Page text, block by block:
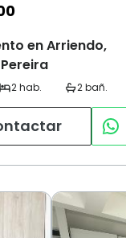
en Arriendo,
Pereira